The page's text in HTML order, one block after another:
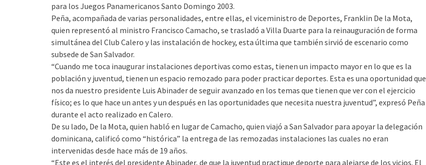
para los Juegos Panamericanos Santo Domingo 2003.
Peña, acompañada de varias personalidades, entre ellas, el viceministro de Deportes, Franklin De la Mota,
quien representó al ministro Francisco Camacho, se trasladó a Villa Duarte para la reinauguración de forma
simultánea del Club Calero y las instalación de hockey, esta última que también sirvió de escenario como
subsede de San Salvador.
“Cuando me toca inaugurar instalaciones deportivas como estas, tienen un impacto mayor en lo que es la
población y juventud, tienen un espacio remozado para poder practicar deportes. Esta es una oportunidad que
nos da nuestro presidente Luis Abinader de seguir avanzado en los temas que tienen que ver con el ejercicio
físico; es lo que hace un antes y un después en las oportunidades que necesita nuestra juventud”, expresó Peña
durante el acto realizado en Calero.
De su lado, De la Mota, quien habló en lugar de Camacho, quien viajó a San Salvador para apoyar la delegación
dominicana, calificó como “histórica” la entrega de las remozadas instalaciones las cuales no eran
intervenidas desde hace más de 19 años.
“Este es el interés del presidente Abinader, de que la juventud practique deporte para alejarse de los vicios. El